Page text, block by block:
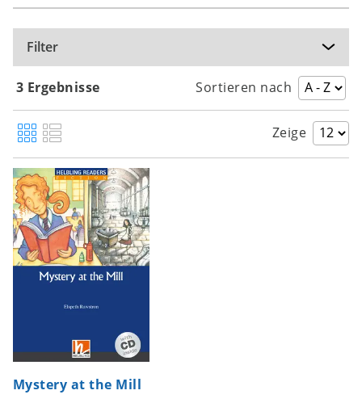
Filter
3 Ergebnisse Sortieren nach
Zeige
Mystery at the Mill